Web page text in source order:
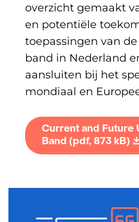
overzicht gemaakt
en potentiële
toepassingen van
band in Nederland
aansluiten bij het
mondiaal en
Current and Future
Band (pdf, 873 kB)